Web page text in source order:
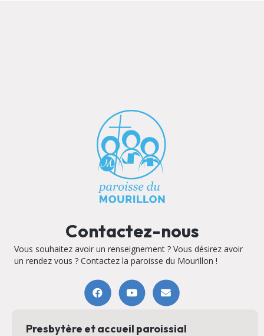
Contactez-nous
Vous souhaitez avoir un renseignement ? Vous désirez avoir
un rendez vous ? Contactez la paroisse du Mourillon !
Presbytère et accueil paroissial